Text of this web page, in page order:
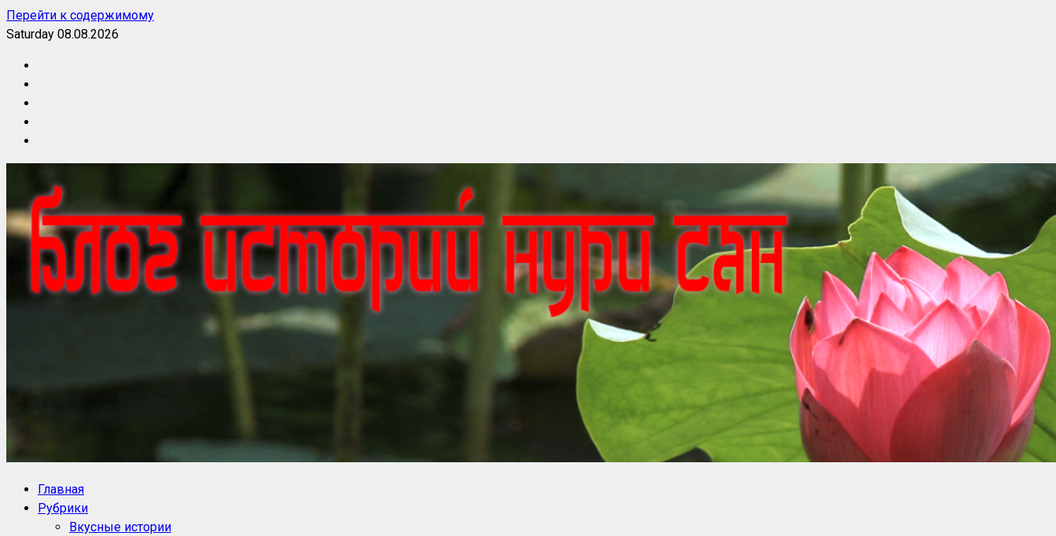
Перейти к содержимому
Saturday 08.08.2026
Блог историй NoorySan
Главная
Рубрики
Вкусные истории